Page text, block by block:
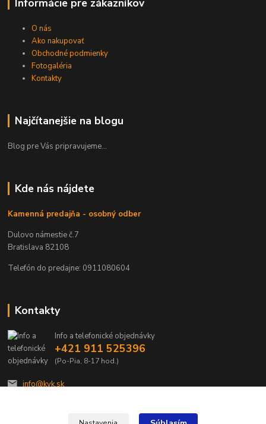
Informácie pre zákazníkov
O nás
Ako nakupovať
Obchodné podmienky
Fotogaléria
Kontakty
Najčítanejšie na blogu
Blog pre Vás pripravujeme...
Kde nás nájdete
Kamenná predajňa - osobný odber
Dulovo námestie č.7
Bratislava 82108
Telefón do predajne: 0911080604
Kontakty
Info a telefonické objednávky
+421 911 525396
(Po-Pia, 8-17 hod.)
info@kvk.sk